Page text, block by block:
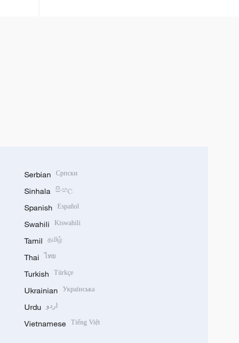
Serbian Српски
Sinhala සිංහල
Spanish Español
Swahili Kiswahili
Tamil தமிழ்
Thai ไทย
Turkish Türkçe
Ukrainian Українська
Urdu اردو
Vietnamese Tiếng Việt